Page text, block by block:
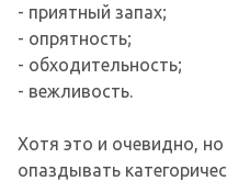
- приятный запах;
- опрятность;
- обходительность;
- вежливость.
Хотя это и очевидно,
опаздывать